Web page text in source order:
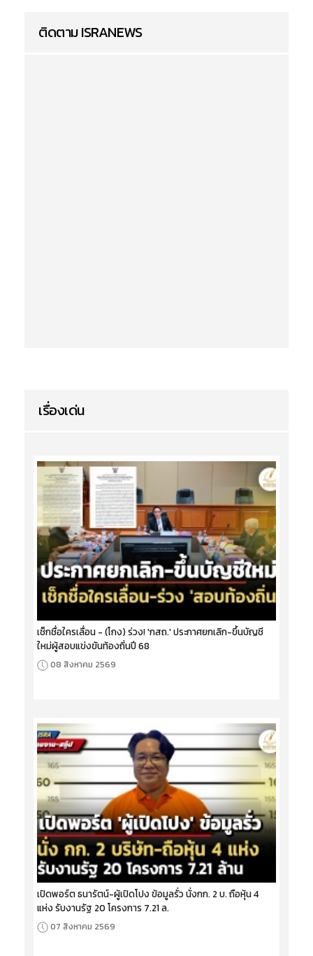
ติดตาม ISRANEWS
เรื่องเด่น
เช็กชื่อใครเลื่อน - (โกง) ร่วง! 'กสถ.' ประกาศยกเลิก-ขึ้นบัญชี
ใหม่ผู้สอบแข่งขันท้องถิ่นปี 68
08 สิงหาคม 2569
เปิดพอร์ต ธนารัตน์-ผู้เปิดโปง ข้อมูลรั่ว นั่งกก. 2 บ. ถือหุ้น 4
แห่ง รับงานรัฐ 20 โครงการ 7.21 ล.
07 สิงหาคม 2569